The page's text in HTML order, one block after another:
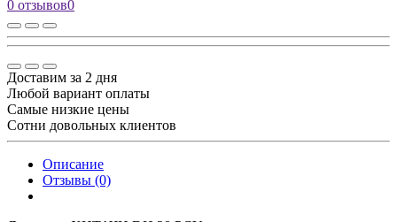
0 отзывов0
Доставим за 2 дня
Любой вариант оплаты
Самые низкие цены
Сотни довольных клиентов
Описание
Отзывы (0)